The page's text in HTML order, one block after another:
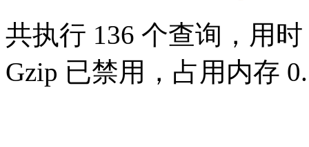
共执行 136 个查询，用
Gzip 已禁用，占用内存